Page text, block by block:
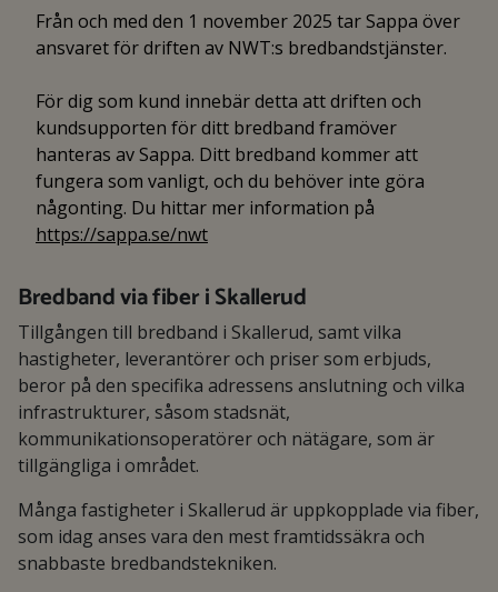
Från och med den 1 november 2025 tar Sappa över
ansvaret för driften av NWT:s bredbandstjänster.
För dig som kund innebär detta att driften och
kundsupporten för ditt bredband framöver
hanteras av Sappa. Ditt bredband kommer att
fungera som vanligt, och du behöver inte göra
någonting. Du hittar mer information på
https://sappa.se/nwt
Bredband via fiber i Skallerud
Tillgången till bredband i Skallerud, samt vilka
hastigheter, leverantörer och priser som erbjuds,
beror på den specifika adressens anslutning och vilka
infrastrukturer, såsom stadsnät,
kommunikationsoperatörer och nätägare, som är
tillgängliga i området.
Många fastigheter i Skallerud är uppkopplade via fiber,
som idag anses vara den mest framtidssäkra och
snabbaste bredbandstekniken.